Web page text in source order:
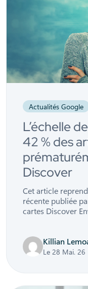
Actualités Google
L’échelle
42 % des
Discover
Cet article
récente publiée
cartes Discover
Killian
Le 28 Mai. 26